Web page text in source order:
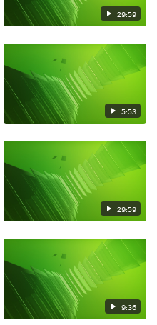
29:59
5:53
29:59
9:36